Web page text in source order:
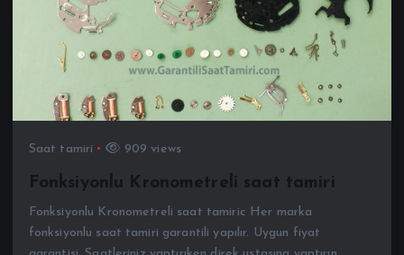
Saat tamiri 909 views
Fonksiyonlu Kronometreli saat tamiri
Fonksiyonlu Kronometreli saat tamiric Her marka
fonksiyonlu saat tamiri garantili yapılır. Uygun fiyat